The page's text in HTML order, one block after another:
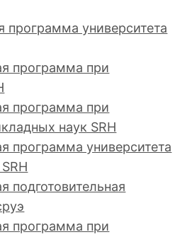
программа университета
программа при
программа при
наук SRH
программа университета
подготовительная
программа при